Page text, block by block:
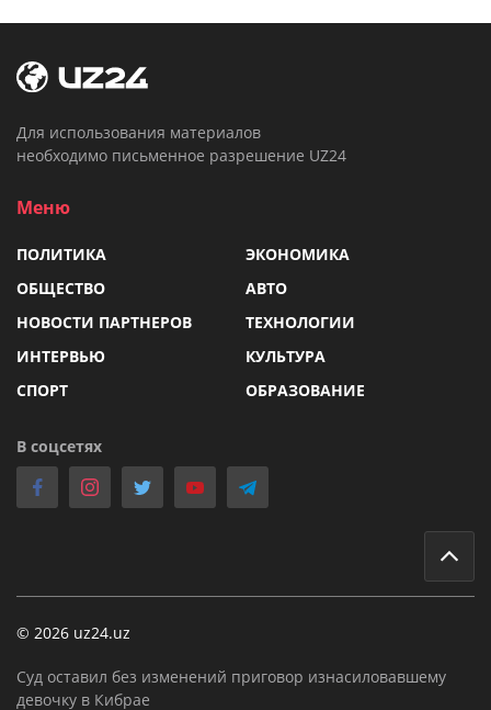
Для использования материалов
необходимо письменное разрешение UZ24
Меню
ПОЛИТИКА
ЭКОНОМИКА
ОБЩЕСТВО
АВТО
НОВОСТИ ПАРТНЕРОВ
ТЕХНОЛОГИИ
ИНТЕРВЬЮ
КУЛЬТУРА
СПОРТ
ОБРАЗОВАНИЕ
В соцсетях
© 2026 uz24.uz
Суд оставил без изменений приговор изнасиловавшему
девочку в Кибрае